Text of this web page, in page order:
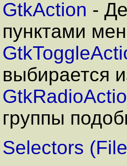
GtkAction -
пунктами
выбирается
группы
Selectors